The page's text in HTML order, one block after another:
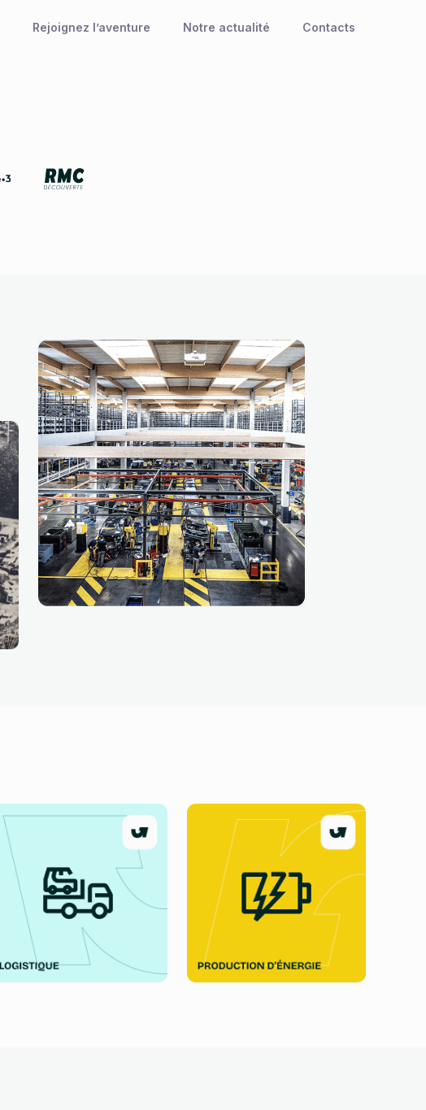
Rejoignez l’aventure Notre actualité Contacts